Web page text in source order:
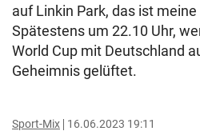
auf Linkin Park, das ist
Spätestens um 22.10 Uhr,
World Cup mit Deutschland
Geheimnis gelüftet.
Sport-Mix 16.06.2023 19:11